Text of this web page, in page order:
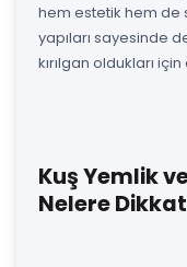
hem estetik hem de
yapıları sayesinde
kırılgan oldukları
Kuş Yemlik
Nelere